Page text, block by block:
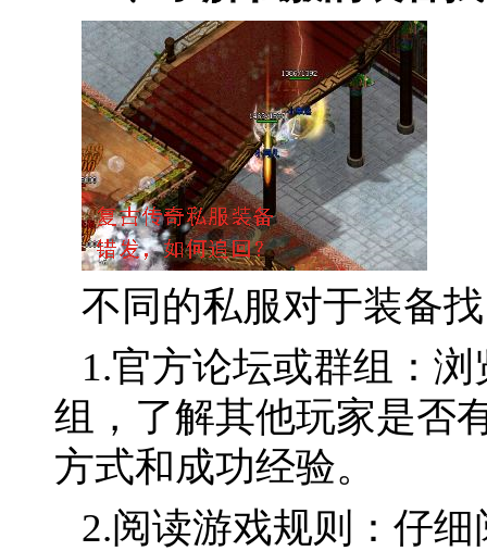
不同的私服对于装备
1.官方论坛或群组：
组，了解其他玩家是否
方式和成功经验。
2.阅读游戏规则：仔